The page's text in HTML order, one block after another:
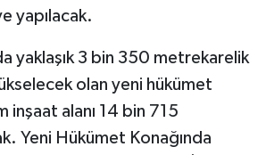
yapılacak.
yaklaşık 3 bin 350 metrekarelik
olan yeni hükümet
inşaat alanı 14 bin 715
Yeni Hükümet Konağında